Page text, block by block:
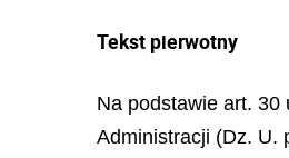
Tekst pierwotny
Na podstawie art. 30
Administracji (Dz. U.